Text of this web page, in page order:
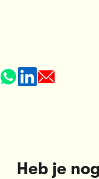
Heb je